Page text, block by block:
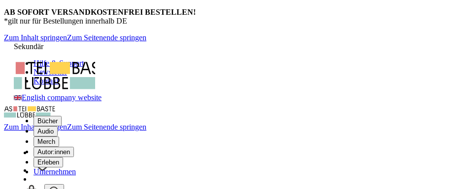
AB SOFORT VERSANDKOSTENFREI BESTELLEN!
*gilt nur für Bestellungen innerhalb DE
Zum Inhalt springenZum Seitenende springen
Sekundär
Hilfe & Support
Newsletter
Kontakt
English company website
Bücher
Audio
Merch
Autor:innen
Erleben
Unternehmen
Zum Inhalt springenZum Seitenende springen